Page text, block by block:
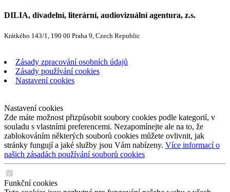
DILIA, divadelní, literární, audiovizuální agentura, z.s.
Krátkého 143/1, 190 00 Praha 9, Czech Republic
Zásady zpracování osobních údajů
Zásady používání cookies
Nastavení cookies
Nastavení cookies
Zde máte možnost přizpůsobit soubory cookies podle kategorií, v
souladu s vlastními preferencemi. Nezapomínejte ale na to, že
zablokováním některých souborů cookies můžete ovlivnit, jak
stránky fungují a jaké služby jsou Vám nabízeny. Více informací o
našich zásadách používání souborů cookies
Funkční cookies